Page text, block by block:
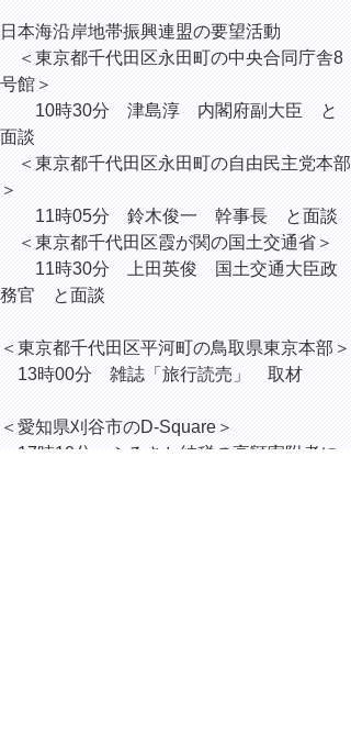
日本海沿岸地帯振興連盟の要望活動
＜東京都千代田区永田町の中央合同庁舎8
号館＞
10時30分 津島淳 内閣府副大臣 と
面談
＜東京都千代田区永田町の自由民主党本部
＞
11時05分 鈴木俊一 幹事長 と面談
＜東京都千代田区霞が関の国土交通省＞
11時30分 上田英俊 国土交通大臣政
務官 と面談
＜東京都千代田区平河町の鳥取県東京本部＞
13時00分 雑誌「旅行読売」 取材
＜愛知県刈谷市のD-Square＞
17時10分 ふるさと納税の高額寄附者に